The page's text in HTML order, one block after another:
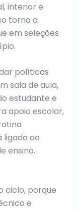
interior e
torna a
em seleções
políticas
sala de aula,
estudante e
apoio escolar,
ligada ao
ensino.
ciclo, porque
e